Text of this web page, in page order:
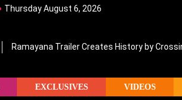
Thursday August 6, 2026
Ramayana Trailer Creates History by
EXCLUSIVES VIDEOS